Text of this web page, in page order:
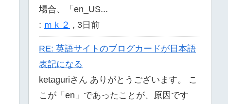
場合、「en_US...
: ｍｋ２ , 3日前
RE: 英語サイトのブログカードが日本語
表記になる
ketaguriさん ありがとうございます。 こ
こが「en」であったことが、原因です